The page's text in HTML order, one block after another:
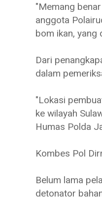
"Memang
anggota
bom ikan, yang
Dari
dalam
"Lokasi
ke wilayah
Humas Polda
Kombes Pol
Belum lama
detonator